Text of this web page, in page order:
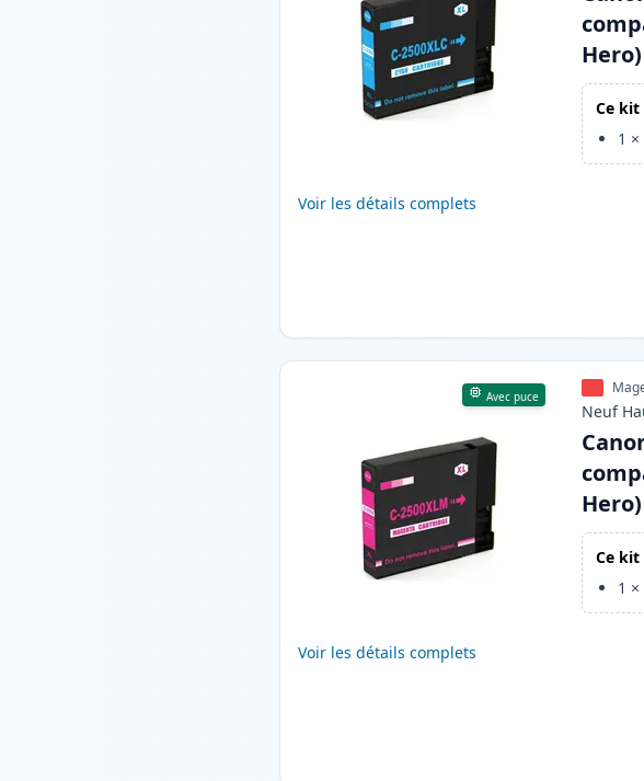
Voir les détails complets
Hero)
Ce kit
1 ×
Avec puce
Voir les détails complets
Neuf
Hero)
Ce kit
1 ×